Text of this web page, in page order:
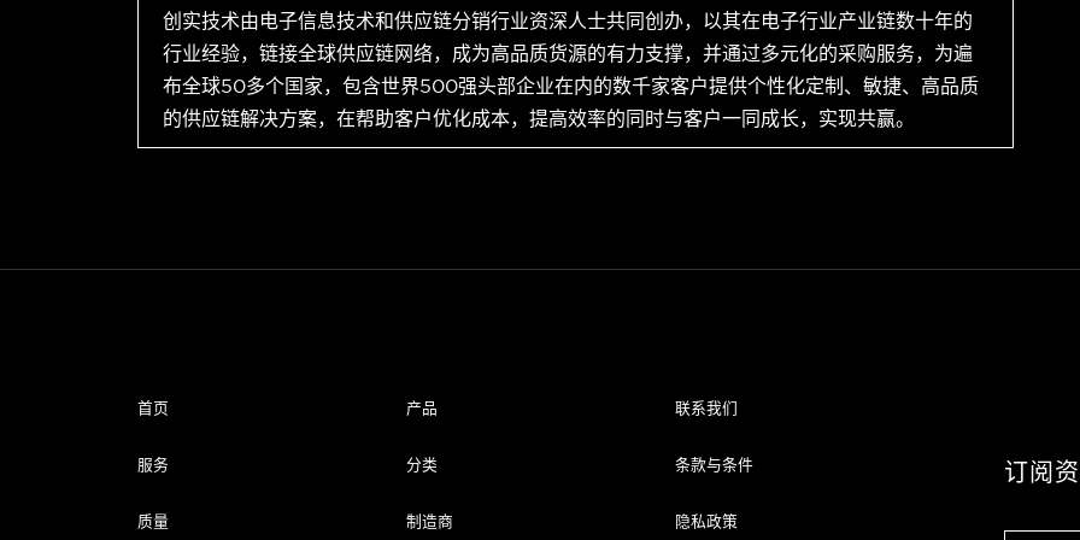
创实技术由电子信息技术和供应链分销行业资深人士共同创办，以其在电子行业产业链数十年的
行业经验，链接全球供应链网络，成为高品质货源的有力支撑，并通过多元化的采购服务，为遍
布全球50多个国家，包含世界500强头部企业在内的数千家客户提供个性化定制、敏捷、高品质
的供应链解决方案，在帮助客户优化成本，提高效率的同时与客户一同成长，实现共赢。
首页
服务
质量
产品
分类
制造商
联系我们
条款与条件
隐私政策
订阅